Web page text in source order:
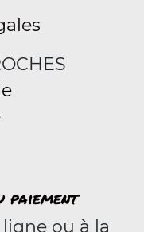
paiement
ou à la